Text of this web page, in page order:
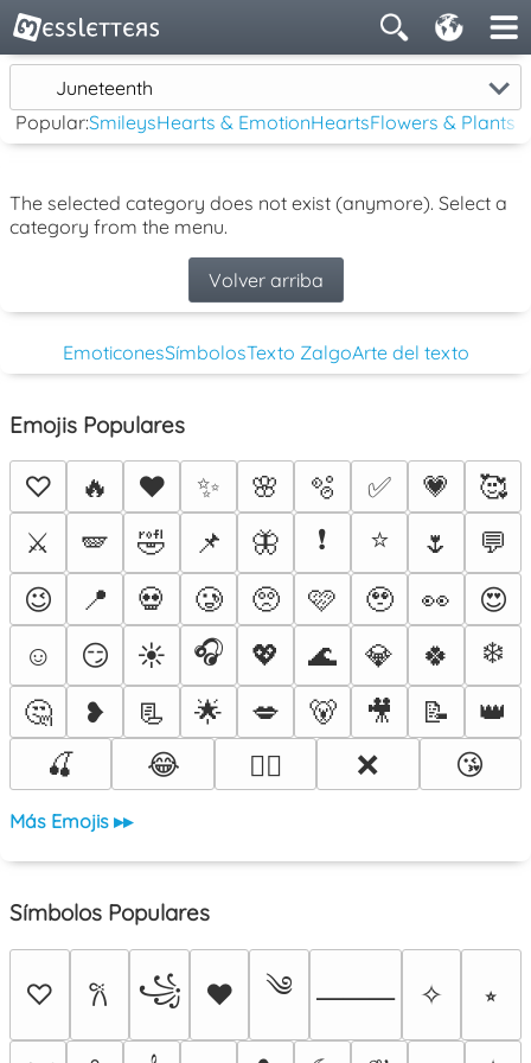
Juneteenth
Popular:SmileysHearts & EmotionHeartsFlowers & Plants
The selected category does not exist (anymore). Select a
category from the menu.
Volver arriba
EmoticonesSímbolosTexto ZalgoArte del texto
Emojis Populares
♡ 🔥 ❤️ ✨ 🌸 🫧 ✅ 💗
🥰
⚔️
🪽 🤣 📌 🦋 ❗ ⭐ 🌷
💬
😉
📍 💀 🥲 🥺 🩷 🥹 👀
😍
☺️
😏 ☀️ 🎧 💖 🌊 💎 🍀
❄️
🤔
❥ 📃 🌟 💋 🐻 🎥 📝
👑
🍒
😂 ❤️‍🔥 ❌ 😘
Más Emojis ▸▸
Símbolos Populares
♡ 𐙚 ꧁ ♥ ༄ ⸻ ✧ ⭒